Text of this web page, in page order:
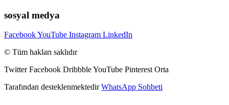
sosyal medya
FacebookYouTube Instagram LinkedIn
© Tüm hakları saklıdır
Twitter Facebook DribbbleYouTube Pinterest Orta
Tarafından desteklenmektedirWhatsApp Sohbeti